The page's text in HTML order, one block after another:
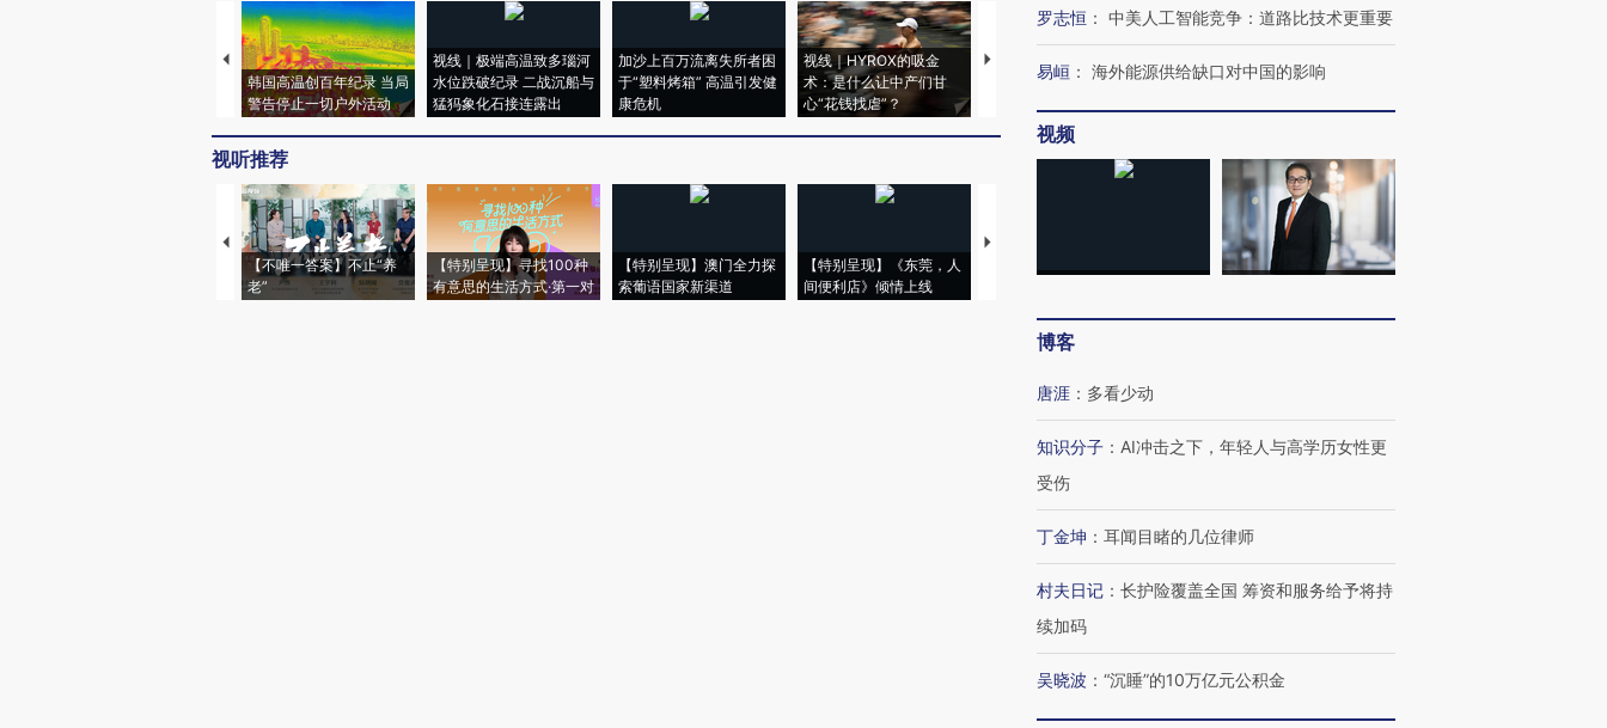
韩国高温创百年纪录 当局
警告停止一切户外活动
视线｜极端高温致多瑙河
水位跌破纪录 二战沉船与
猛犸象化石接连露出
加沙上百万流离失所者困
于“塑料烤箱” 高温引发健
康危机
视线｜HYROX的吸金
术：是什么让中产们甘
心“花钱找虐”？
马航飞行员跨国走私7万
粒摇头丸 尿检体内含3种
视线｜被称为“蟑螂”的印
度Z世代 用街头抗争将教
视听推荐
【不唯一答案】不止“养
老”
【特别呈现】寻找100种
有意思的生活方式·第一对
【特别呈现】澳门全力探
索葡语国家新渠道
【特别呈现】《东莞，人
间便利店》倾情上线
【推广】走进第四届链博
【特别呈现】寻找100种
【商旅对话】华住集团
CFO：不靠规模取胜，华
罗志恒 ： 中美人工智能竞争：道路比技术更重要
易峘 ： 海外能源供给缺口对中国的影响
视频
博客
唐涯 ： 多看少动
知识分子 ： AI冲击之下，年轻人与高学历女性更
受伤
丁金坤 ： 耳闻目睹的几位律师
村夫日记 ： 长护险覆盖全国 筹资和服务给予将持
续加码
吴晓波 ： “沉睡”的10万亿元公积金